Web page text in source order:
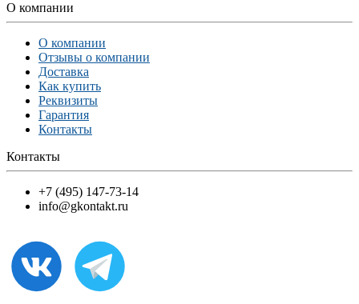
О компании
О компании
Отзывы о компании
Доставка
Как купить
Реквизиты
Гарантия
Контакты
Контакты
+7 (495) 147-73-14
info@gkontakt.ru